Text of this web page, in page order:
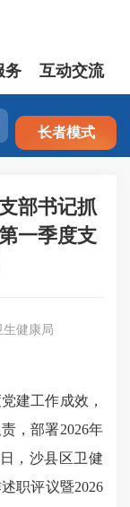
注册 登录
务 互动交流
长者模式
部书记抓
一季度支
生健康局
建工作成效，
，部署2026年
，沙县区卫健
职评议暨2026